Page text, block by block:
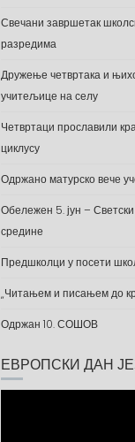
Свечани завршетак
разредима
Дружење четвртака и
учитељице на селу
Четвртаци прославили
циклусу
Одржано матурско вече
Обележен 5. јун –
средине
Предшколци у посети
„Читањем и писањем до
Одржан 10. СОШОВ
ЕВРОПСКИ ДАН